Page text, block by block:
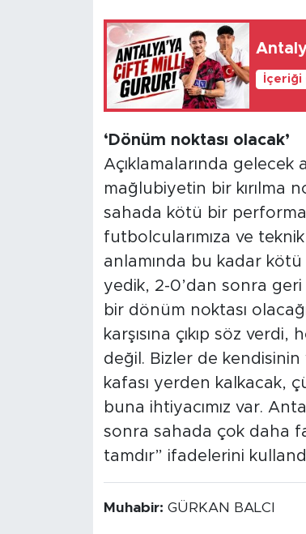
İçeriği
‘Dönüm noktası olacak’
Açıklamalarında
mağlubiyetin bir kırılma
sahada kötü bir
futbolcularımıza ve
anlamında bu kadar
yedik, 2-0’dan sonra
bir dönüm noktası
karşısına çıkıp söz
değil. Bizler de
kafası yerden kalkacak,
buna ihtiyacımız var.
sonra sahada çok daha
tamdır” ifadelerini
Muhabir: GÜRKAN BALCI